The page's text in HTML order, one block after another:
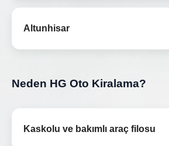
Altunhisar
Neden HG Oto Kiralama?
Kaskolu ve bakımlı araç filosu